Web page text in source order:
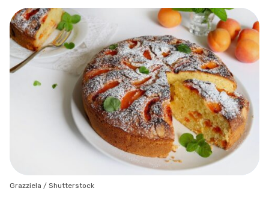
Grazziela / Shutterstock